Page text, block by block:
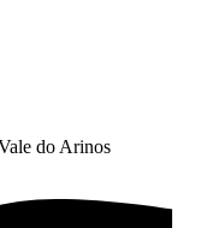
do Arinos